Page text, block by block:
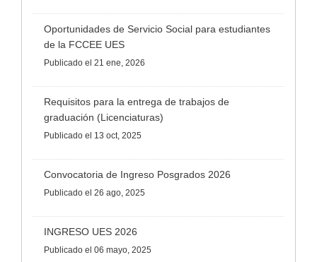
Oportunidades de Servicio Social para estudiantes
de la FCCEE UES
Publicado el 21 ene, 2026
Requisitos para la entrega de trabajos de
graduación (Licenciaturas)
Publicado el 13 oct, 2025
Convocatoria de Ingreso Posgrados 2026
Publicado el 26 ago, 2025
INGRESO UES 2026
Publicado el 06 mayo, 2025